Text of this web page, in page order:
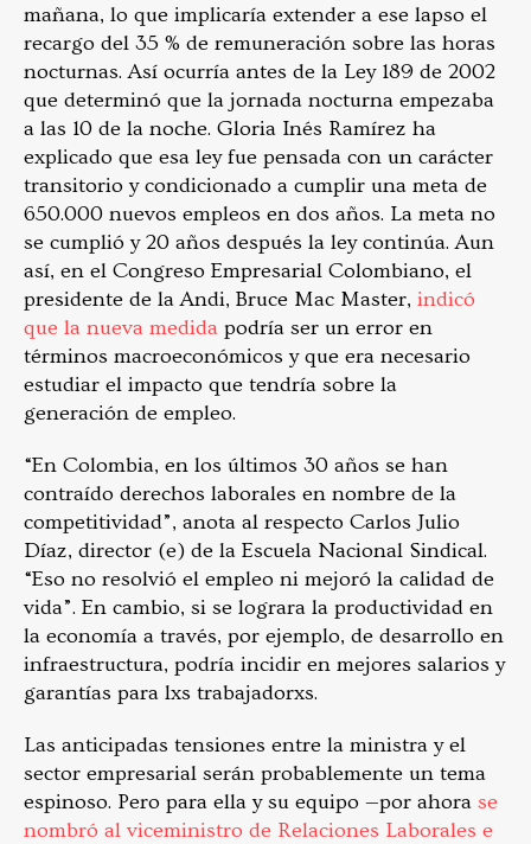
mañana, lo que implicaría extender a ese lapso el
recargo del 35 % de remuneración sobre las horas
nocturnas. Así ocurría antes de la Ley 189 de 2002
que determinó que la jornada nocturna empezaba
a las 10 de la noche. Gloria Inés Ramírez ha
explicado que esa ley fue pensada con un carácter
transitorio y condicionado a cumplir una meta de
650.000 nuevos empleos en dos años. La meta no
se cumplió y 20 años después la ley continúa. Aun
así, en el Congreso Empresarial Colombiano, el
presidente de la Andi, Bruce Mac Master, indicó
que la nueva medida podría ser un error en
términos macroeconómicos y que era necesario
estudiar el impacto que tendría sobre la
generación de empleo.
“En Colombia, en los últimos 30 años se han
contraído derechos laborales en nombre de la
competitividad”, anota al respecto Carlos Julio
Díaz, director (e) de la Escuela Nacional Sindical.
“Eso no resolvió el empleo ni mejoró la calidad de
vida”. En cambio, si se lograra la productividad en
la economía a través, por ejemplo, de desarrollo en
infraestructura, podría incidir en mejores salarios y
garantías para lxs trabajadorxs.
Las anticipadas tensiones entre la ministra y el
sector empresarial serán probablemente un tema
espinoso. Pero para ella y su equipo —por ahora se
nombró al viceministro de Relaciones Laborales e